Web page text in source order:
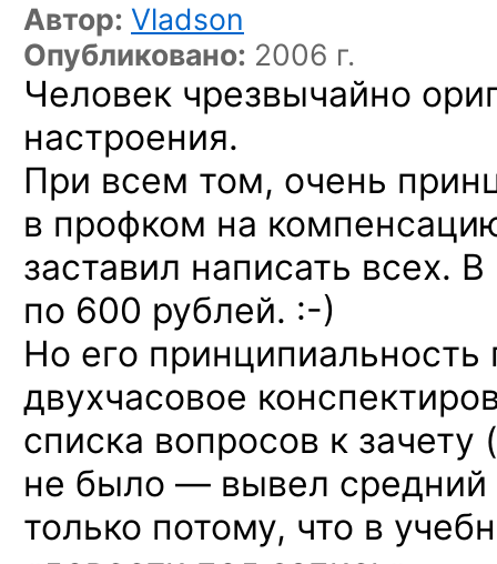
Автор: Vladson
Опубликовано: 2006 г.
Человек чрезвычайно
настроения.
При всем том, очень
в профком на
заставил написать всех.
по 600 рублей. :-)
Но его принципиальность
двухчасовое
списка вопросов к зачету
не было — вывел средний
только потому, что в